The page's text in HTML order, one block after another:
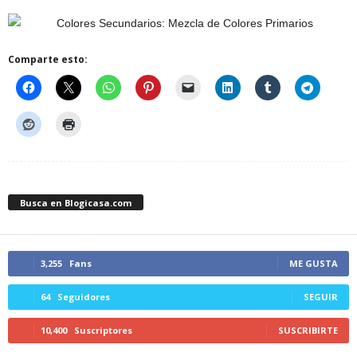
Comparte esto:
Busca en Blogicasa.com
3,255 Fans ME GUSTA
64 Seguidores SEGUIR
10,400 Suscriptores SUSCRIBIRTE